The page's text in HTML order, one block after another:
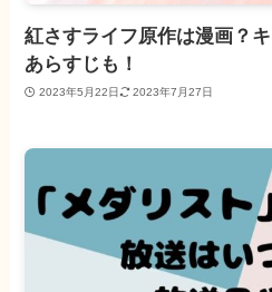
紅さすライフ原作は漫画？
あらすじも！
2023年5月22日 2023年7月27日